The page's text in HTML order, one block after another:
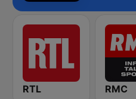
RTL RMC